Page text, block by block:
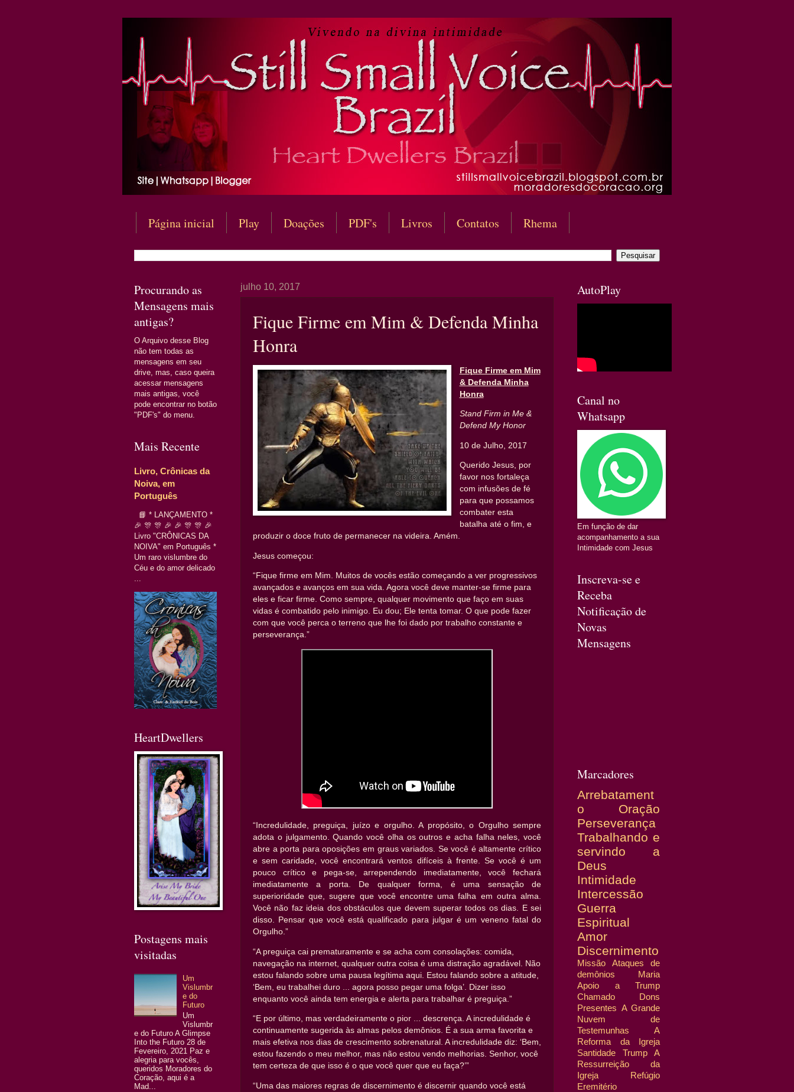
Página inicial Play Doações PDF's Livros Contatos Rhema
julho 10, 2017
Fique Firme em Mim & Defenda Minha
Honra
Fique Firme em Mim
& Defenda Minha
Honra
Stand Firm in Me &
Defend My Honor
10 de Julho, 2017
Querido Jesus, por
favor nos fortaleça
com infusões de fé
para que possamos
combater esta
batalha até o fim, e
produzir o doce fruto de permanecer na videira. Amém.
Jesus começou:
“Fique firme em Mim. Muitos de vocês estão começando a ver progressivos
avançados e avanços em sua vida. Agora você deve manter-se firme para
eles e ficar firme. Como sempre, qualquer movimento que faço em suas
vidas é combatido pelo inimigo. Eu dou; Ele tenta tomar. O que pode fazer
com que você perca o terreno que lhe foi dado por trabalho constante e
perseverança.”
“Incredulidade, preguiça, juízo e orgulho. A propósito, o Orgulho sempre
adota o julgamento. Quando você olha os outros e acha falha neles, você
abre a porta para oposições em graus variados. Se você é altamente crítico
e sem caridade, você encontrará ventos difíceis à frente. Se você é um
pouco crítico e pega-se, arrependendo imediatamente, você fechará
imediatamente a porta. De qualquer forma, é uma sensação de
superioridade que, sugere que você encontre uma falha em outra alma.
Você não faz ideia dos obstáculos que devem superar todos os dias. E sei
disso. Pensar que você está qualificado para julgar é um veneno fatal do
Orgulho.”
“A preguiça cai prematuramente e se acha com consolações: comida,
navegação na internet, qualquer outra coisa é uma distração agradável. Não
estou falando sobre uma pausa legítima aqui. Estou falando sobre a atitude,
‘Bem, eu trabalhei duro ... agora posso pegar uma folga’. Dizer isso
enquanto você ainda tem energia e alerta para trabalhar é preguiça.”
“E por último, mas verdadeiramente o pior ... descrença. A incredulidade é
continuamente sugerida às almas pelos demônios. É a sua arma favorita e
mais efetiva nos dias de crescimento sobrenatural. A incredulidade diz: ‘Bem,
estou fazendo o meu melhor, mas não estou vendo melhorias. Senhor, você
tem certeza de que isso é o que você quer que eu faça?’”
“Uma das maiores regras de discernimento é discernir quando você está
Procurando as
Mensagens mais
antigas?
O Arquivo desse Blog
não tem todas as
mensagens em seu
drive, mas, caso queira
acessar mensagens
mais antigas, você
pode encontrar no botão
"PDF's" do menu.
Mais Recente
Livro, Crônicas da
Noiva, em
Português
📘 * LANÇAMENTO *
🎉 🎊 🎊 🎉 🎉 🎊 🎊 🎉
Livro "CRÔNICAS DA
NOIVA" em Português *
Um raro vislumbre do
Céu e do amor delicado
HeartDwellers
Postagens mais
visitadas
Um
Vislumbr
e do
Futuro
Um
Vislumbr
e do Futuro A Glimpse
Into the Futuro 28 de
Fevereiro, 2021 Paz e
alegria para vocês,
queridos Moradores do
Coração, aqui é a
Mad...
AutoPlay
Canal no
Whatsapp
Em função de dar
acompanhamento a sua
Intimidade com Jesus
Inscreva-se e
Receba
Notificação de
Novas
Mensagens
Marcadores
Arrebatament
o
Oração
Perseverança
Trabalhando e
servindo a
Deus
Intimidade
Intercessão
Guerra
Espiritual
Amor
Discernimento
Missão
Ataques de
demônios
Maria
Apoio a Trump
Chamado
Dons
Presentes A Grande
Nuvem de
Testemunhas
A
Reforma da Igreja
Santidade
Trump
A
Ressurreição da
Igreja
Refúgio
Eremitério